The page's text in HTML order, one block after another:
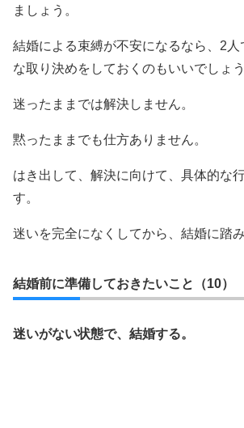
ましょう。
結婚による束縛が不安になるなら、2人
な取り決めをしておくのもいいでしょう
迷ったままでは解決しません。
黙ったままでも仕方ありません。
はき出して、解決に向けて、具体的な
す。
迷いを完全になくしてから、結婚に踏
結婚前に準備しておきたいこと（10）
迷いがない状態で、結婚する。